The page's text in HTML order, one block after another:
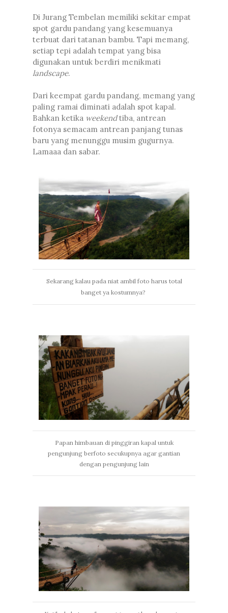
Di Jurang Tembelan memiliki sekitar empat
spot gardu pandang yang kesemuanya
terbuat dari tatanan bambu. Tapi memang,
setiap tepi adalah tempat yang bisa
digunakan untuk berdiri menikmati
landscape.
Dari keempat gardu pandang, memang yang
paling ramai diminati adalah spot kapal.
Bahkan ketika weekendtiba, antrean
fotonya semacam antrean panjang tunas
baru yang menunggu musim gugurnya.
Lamaaa dan sabar.
Sekarang kalau pada niat ambil foto harus total
banget ya kostumnya?
Papan himbauan di pinggiran kapal untuk
pengunjung berfoto secukupnya agar gantian
dengan pengunjung lain